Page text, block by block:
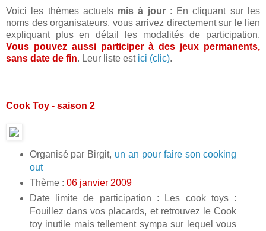
Voici les thèmes actuels mis à jour: En cliquant sur les
noms des organisateurs, vous arrivez directement sur le lien
expliquant plus en détail les modalités de participation.
Vous pouvez aussi participer à des jeux permanents,
sans date de fin. Leur liste est ici (clic).
Cook Toy - saison 2
Organisé par Birgit, un an pour faire son cooking
out
Thème : 06 janvier 2009
Date limite de participation : Les cook toys :
Fouillez dans vos placards, et retrouvez le Cook
toy inutile mais tellement sympa sur lequel vous